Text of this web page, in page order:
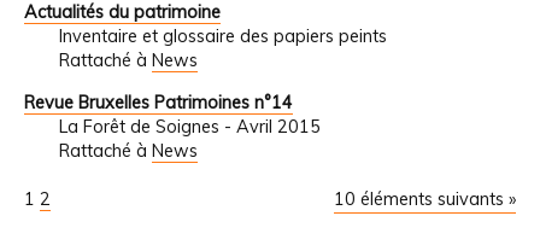
Actualités du patrimoine
Inventaire et glossaire des papiers peints
Rattaché à News
Revue Bruxelles Patrimoines n°14
La Forêt de Soignes - Avril 2015
Rattaché à News
10 éléments suivants »
1 2